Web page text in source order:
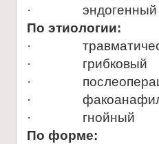
· эндогенный
По этиологии:
·
· грибковый
·
·
· гнойный
По форме: